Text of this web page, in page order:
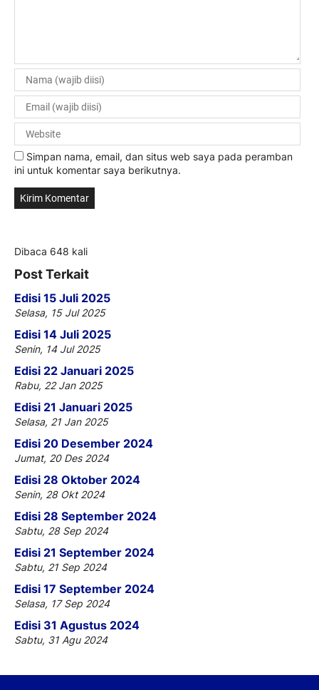
Simpan nama, email, dan situs web saya pada peramban
ini untuk komentar saya berikutnya.
Dibaca 648 kali
Post Terkait
Edisi 15 Juli 2025
Selasa, 15 Jul 2025
Edisi 14 Juli 2025
Senin, 14 Jul 2025
Edisi 22 Januari 2025
Rabu, 22 Jan 2025
Edisi 21 Januari 2025
Selasa, 21 Jan 2025
Edisi 20 Desember 2024
Jumat, 20 Des 2024
Edisi 28 Oktober 2024
Senin, 28 Okt 2024
Edisi 28 September 2024
Sabtu, 28 Sep 2024
Edisi 21 September 2024
Sabtu, 21 Sep 2024
Edisi 17 September 2024
Selasa, 17 Sep 2024
Edisi 31 Agustus 2024
Sabtu, 31 Agu 2024